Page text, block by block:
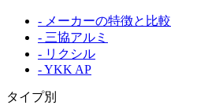
- メーカーの特徴と比較
- 三協アルミ
- リクシル
- YKK AP
タイプ別